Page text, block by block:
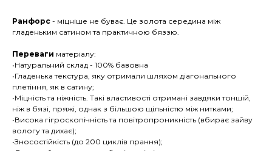
Ранфорс - міцніше не буває. Це золота середина між
гладеньким сатином та практичною бяззю.
Переваги матеріалу:
•Натуральний склад - 100% бавовна
•Гладенька текстура, яку отримали шляхом діагонального
плетіння, як в сатину;
•Міцність та ніжність. Такі властивості отримані завдяки тоншій,
ніж в бязі, пряжі, однак з більшою щільністю між нитками;
•Висока гігроскопічність та повітропроникність (вбирає зайву
вологу та дихає);
•Зносостійкість (до 200 циклів прання);